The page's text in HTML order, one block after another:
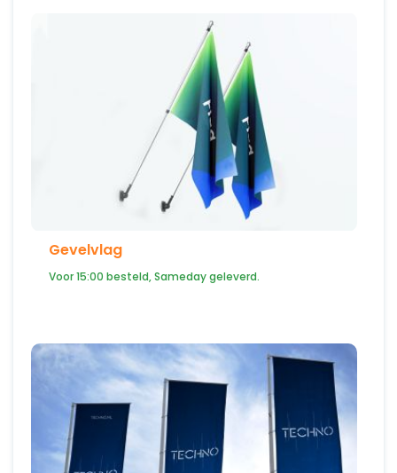
Gevelvlag
Voor 15:00 besteld, Sameday geleverd.